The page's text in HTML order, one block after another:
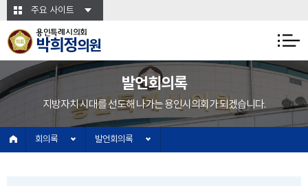
본문바로가기주요 사이트
용인특례시의회
박희정의원
발언회의록
지방자치 시대를 선도해 나가는 용인시의회가 되겠습니다.
회의록 발언회의록